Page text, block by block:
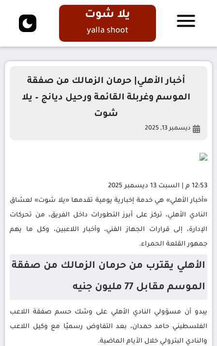
يلا شوت
yalla shoot
أخبار الأهلي| حرمان الزمالك من صفقة
الموسم وغربلة القائمة ورحيل ديانج – يلا
شوت
ديسمبر 13, 2025
12:53 م | السبت 13 ديسمبر 2025
«أخبار الأهلي» هي خدمة إخبارية يومية تقدمها «يلا شوت» لعشاق
النادي الأهلي، تركز على أبرز التطورات داخل الفريق، من تحركات
الإدارة، إلى قرارات الجهاز الفني، وأخبار اللاعبين، وكل ما يهم
جمهور القلعة الحمراء.
الأهلي يقترب من حرمان الزمالك من صفقة
الموسم مقابل 77 مليون جنيه
يبدو أن مسؤولي النادي الأهلي على وشك حسم صفقة اللاعب
الفلسطيني حامد حمدان، بعد التفاوض رسميًا مع وكيل اللاعب
والنادي البترولي خلال الأيام الماضية.